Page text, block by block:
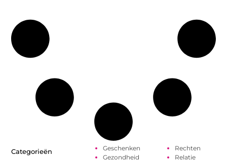
Categorieën
Geschenken
Gezondheid
Rechten
Relatie